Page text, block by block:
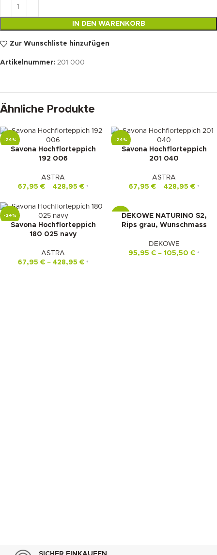
IN DEN WARENKORB
Zur Wunschliste hinzufügen
Artikelnummer: 201 000
Ähnliche Produkte
-24%
Savona Hochflorteppich
192 006
ASTRA
67,95 €– 428,95 € *
-24%
Savona Hochflorteppich
201 040
ASTRA
67,95 €– 428,95 € *
-24%
Savona Hochflorteppich
180 025 navy
ASTRA
67,95 €– 428,95 € *
-10%DEKOWE NATURINO S2,
Rips grau, Wunschmass
DEKOWE
95,95 € – 105,50 € *